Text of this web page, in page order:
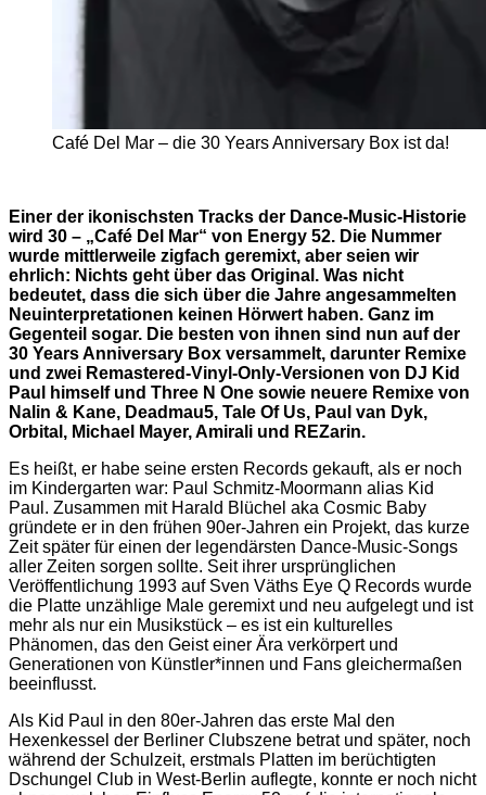
Café Del Mar – die 30 Years Anniversary Box ist da!
Einer der ikonischsten Tracks der Dance-Music-Historie
wird 30 – „Café Del Mar“ von Energy 52. Die Nummer
wurde mittlerweile zigfach geremixt, aber seien wir
ehrlich: Nichts geht über das Original. Was nicht
bedeutet, dass die sich über die Jahre angesammelten
Neuinterpretationen keinen Hörwert haben. Ganz im
Gegenteil sogar. Die besten von ihnen sind nun auf der
30 Years Anniversary Box versammelt, darunter Remixe
und zwei Remastered-Vinyl-Only-Versionen von DJ Kid
Paul himself und Three N One sowie neuere Remixe von
Nalin & Kane, Deadmau5, Tale Of Us, Paul van Dyk,
Orbital, Michael Mayer, Amirali und REZarin.
Es heißt, er habe seine ersten Records gekauft, als er noch
im Kindergarten war: Paul Schmitz-Moormann alias Kid
Paul. Zusammen mit Harald Blüchel aka Cosmic Baby
gründete er in den frühen 90er-Jahren ein Projekt, das kurze
Zeit später für einen der legendärsten Dance-Music-Songs
aller Zeiten sorgen sollte. Seit ihrer ursprünglichen
Veröffentlichung 1993 auf Sven Väths Eye Q Records wurde
die Platte unzählige Male geremixt und neu aufgelegt und ist
mehr als nur ein Musikstück – es ist ein kulturelles
Phänomen, das den Geist einer Ära verkörpert und
Generationen von Künstler*innen und Fans gleichermaßen
beeinflusst.
Als Kid Paul in den 80er-Jahren das erste Mal den
Hexenkessel der Berliner Clubszene betrat und später, noch
während der Schulzeit, erstmals Platten im berüchtigten
Dschungel Club in West-Berlin auflegte, konnte er noch nicht